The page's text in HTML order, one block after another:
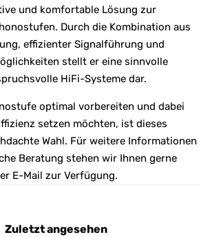
und komfortable Lösung zur
Durch die Kombination aus
effizienter Signalführung und
stellt er eine sinnvolle
HiFi-Systeme dar.
optimal vorbereiten und dabei
setzen möchten, ist dieses
Wahl. Für weitere Informationen
Beratung stehen wir Ihnen gerne
E-Mail zur Verfügung.
Zuletzt angesehen